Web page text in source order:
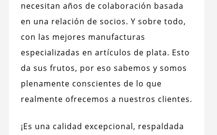
necesitan años de colaboración basada
en una relación de socios. Y sobre todo,
con las mejores manufacturas
especializadas en artículos de plata. Esto
da sus frutos, por eso sabemos y somos
plenamente conscientes de lo que
realmente ofrecemos a nuestros clientes.
¡Es una calidad excepcional, respaldada